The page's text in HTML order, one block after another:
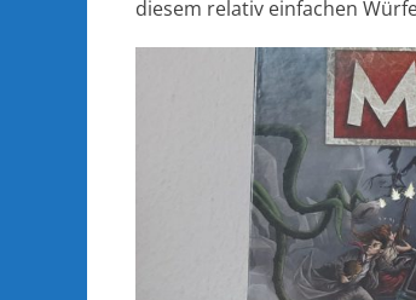
diesem relativ einfachen